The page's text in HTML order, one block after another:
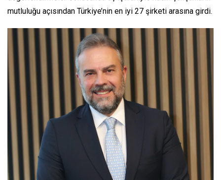
mutluluğu açısından Türkiye’nin en iyi 27 şirketi arasına girdi.